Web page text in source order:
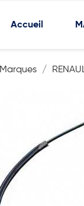
Accueil
Marques